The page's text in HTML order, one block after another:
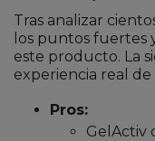
Tras analizar
los puntos fuertes
este producto. La
experiencia real de
Pros:
GelActiv